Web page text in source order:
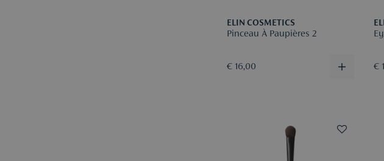
ELIN COSMETICS
Pinceau À Paupières 2
€ 16,00 €